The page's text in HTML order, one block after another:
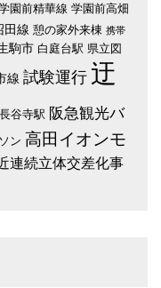
園前精華線 学園前高畑
田線 憩の家外来棟 携帯
駒市 白庭台駅 県立図
線 試験運行 迂
長谷寺駅 阪急観光バ
ン 高田イオンモ
連続立体交差化事